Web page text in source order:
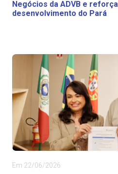
Negócios da ADVB e
desenvolvimento do Pará
Em 22/06/2026